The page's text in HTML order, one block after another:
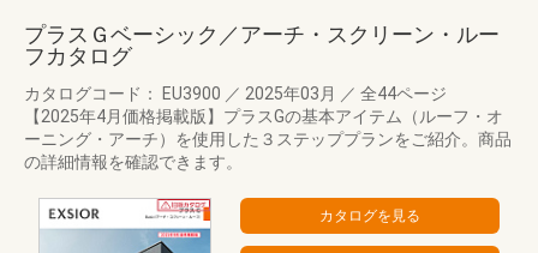
プラスＧベーシック／アーチ・スクリーン・ルー
フカタログ
カタログコード： EU3900 ／ 2025年03月 ／ 全44ページ
【2025年4月価格掲載版】プラスGの基本アイテム（ルーフ・オ
ーニング・アーチ）を使用した３ステッププランをご紹介。商品
の詳細情報を確認できます。